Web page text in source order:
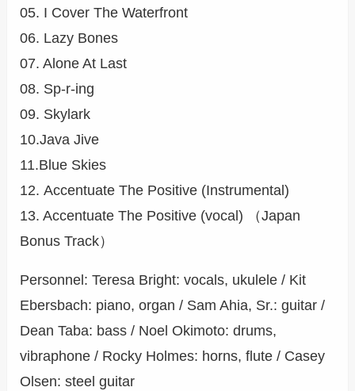
05. I Cover The Waterfront
06. Lazy Bones
07. Alone At Last
08. Sp-r-ing
09. Skylark
10.Java Jive
11.Blue Skies
12. Accentuate The Positive (Instrumental)
13. Accentuate The Positive (vocal) （Japan
Bonus Track）
Personnel: Teresa Bright: vocals, ukulele / Kit
Ebersbach: piano, organ / Sam Ahia, Sr.: guitar /
Dean Taba: bass / Noel Okimoto: drums,
vibraphone / Rocky Holmes: horns, flute / Casey
Olsen: steel guitar